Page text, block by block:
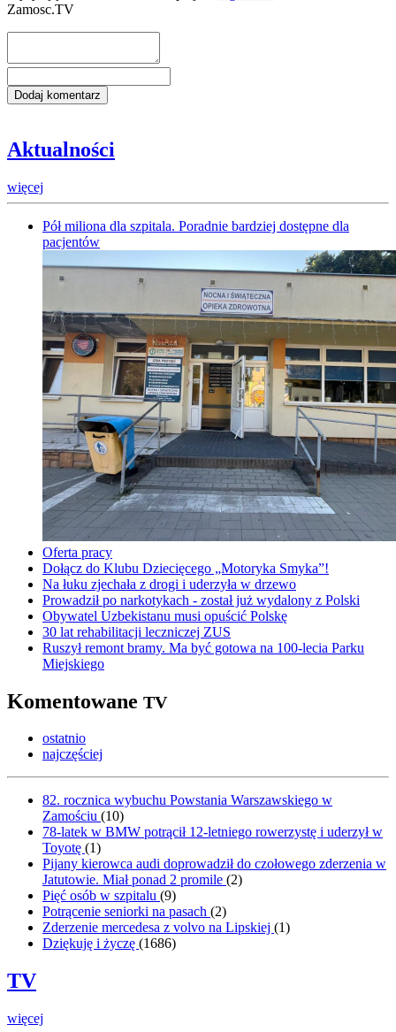
Zamosc.TV
Aktualności
więcej
Pół miliona dla szpitala. Poradnie bardziej dostępne dla
pacjentów
Oferta pracy
Dołącz do Klubu Dziecięcego „Motoryka Smyka”!
Na łuku zjechała z drogi i uderzyła w drzewo
Prowadził po narkotykach - został już wydalony z Polski
Obywatel Uzbekistanu musi opuścić Polskę
30 lat rehabilitacji leczniczej ZUS
Ruszył remont bramy. Ma być gotowa na 100-lecia Parku
Miejskiego
Komentowane TV
ostatnio
najczęściej
82. rocznica wybuchu Powstania Warszawskiego w
Zamościu (10)
78-latek w BMW potrącił 12-letniego rowerzystę i uderzył w
Toyotę (1)
Pijany kierowca audi doprowadził do czołowego zderzenia w
Jatutowie. Miał ponad 2 promile (2)
Pięć osób w szpitalu (9)
Potrącenie seniorki na pasach (2)
Zderzenie mercedesa z volvo na Lipskiej (1)
Dziękuję i życzę (1686)
TV
więcej